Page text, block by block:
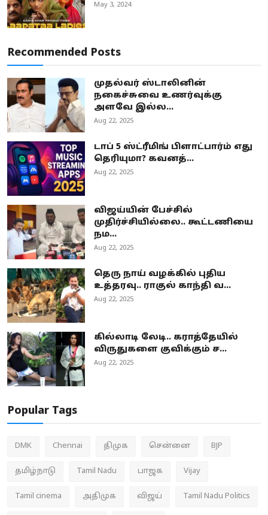
May 3, 2024
Recommended Posts
முதல்வர் ஸ்டாலினின்
நகைச்சுவை உணர்வுக்கு
அளவே இல்ல...
Aug 22, 2025
டாப் 5 ஸ்ட்ரீமிங் பிளாட்பார்ம் எது
தெரியுமா? கவனத்...
Aug 22, 2025
விஜய்யின் பேச்சில்
முதிர்ச்சியில்லை.. கூட்டணியை
நம...
Aug 22, 2025
தெரு நாய் வழக்கில் புதிய
உத்தரவு.. ராகுல் காந்தி வ...
Aug 22, 2025
கில்லாடி லேடி.. கராத்தேயில்
விருதுகளை குவிக்கும் ச...
Aug 22, 2025
Popular Tags
DMK Chennai திமுக சென்னை BJP
தமிழ்நாடு Tamil Nadu பாஜக Vijay
Tamil cinema அதிமுக விஜய் Tamil Nadu Politics